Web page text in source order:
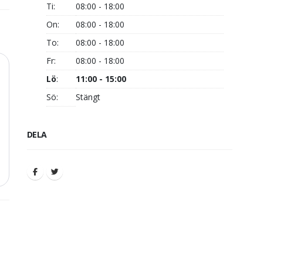
Ti:
08:00 - 18:00
On:
08:00 - 18:00
To:
08:00 - 18:00
Fr:
08:00 - 18:00
Lö:
11:00 - 15:00
Sö:
Stängt
DELA